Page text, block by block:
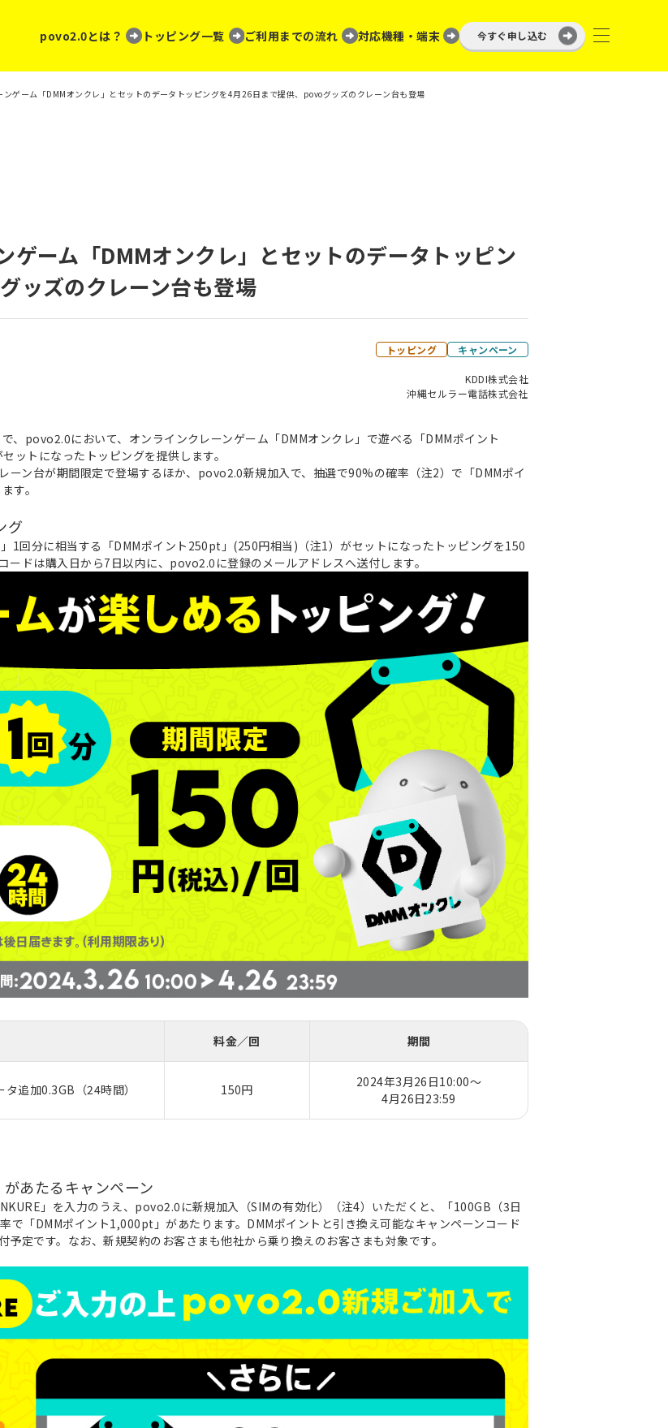
povo2.0とは？ トッピング一覧 ご利用までの流れ 対応機種・端末 今すぐ申し込む
ゲーム「DMMオンクレ」とセットのデータトッピングを4月26日まで提供、povoグッズのクレーン台も登場
ーム「DMMオンクレ」とセットのデータトッピン
ッズのクレーン台も登場
トッピング キャンペーン
KDDI株式会社
沖縄セルラー電話株式会社
、povo2.0において、オンラインクレーンゲーム「DMMオンクレ」で遊べる「DMMポイント
トになったトッピングを提供します。
ン台が期間限定で登場するほか、povo2.0新規加入で、抽選で90%の確率（注2）で「DMMポイ
す。
グ
1回分に相当する「DMMポイント250pt」(250円相当)（注1）がセットになったトッピングを150
ドは購入日から7日以内に、povo2.0に登録のメールアドレスへ送付します。
料金／回 期間
追加0.3GB（24時間） 150円
2024年3月26日10:00～
4月26日23:59
あたるキャンペーン
」を入力のうえ、povo2.0に新規加入（SIMの有効化）（注4）いただくと、「100GB（3日
で「DMMポイント1,000pt」があたります。DMMポイントと引き換え可能なキャンペーンコード
定です。なお、新規契約のお客さまも他社から乗り換えのお客さまも対象です。